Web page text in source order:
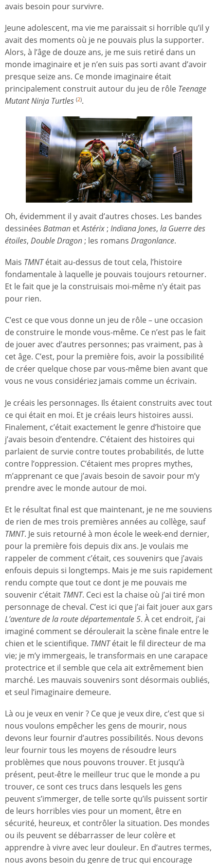
avais besoin pour survivre.
Jeune adolescent, ma vie me paraissait si horrible qu’il y
avait des moments où je ne pouvais plus la supporter.
Alors, à l’âge de douze ans, je me suis retiré dans un
monde imaginaire et je n’en suis pas sorti avant d’avoir
presque seize ans. Ce monde imaginaire était
principalement construit autour du jeu de rôle Teenage
Mutant Ninja Turtles (2).
Oh, évidemment il y avait d’autres choses. Les bandes
dessinées Batman etAstérix ; Indiana Jones, la Guerre des
étoiles, Double Dragon ; les romans Dragonlance.
Mais TMNTétait au-dessus de tout cela, l’histoire
fondamentale à laquelle je pouvais toujours retourner.
Et le fait que je la construisais moi-même n’y était pas
pour rien.
C’est ce que vous donne un jeu de rôle – une occasion
de construire le monde vous-même. Ce n’est pas le fait
de jouer avec d’autres personnes; pas vraiment, pas à
cet âge. C’est, pour la première fois, avoir la possibilité
de créer quelque chose par vous-même bien avant que
vous ne vous considériez jamais comme un écrivain.
Je créais les personnages. Ils étaient construits avec tout
ce qui était en moi. Et je créais leurs histoires aussi.
Finalement, c’était exactement le genre d’histoire que
j’avais besoin d’entendre. C’étaient des histoires qui
parlaient de survie contre toutes probabilités, de lutte
contre l’oppression. C’étaient mes propres mythes,
m’apprenant ce que j’avais besoin de savoir pour m’y
prendre avec le monde autour de moi.
Et le résultat final est que maintenant, je ne me souviens
de rien de mes trois premières années au collège, sauf
TMNT. Je suis retourné à mon école le week-end dernier,
pour la première fois depuis dix ans. Je voulais me
rappeler de comment c’était, ces souvenirs que j’avais
enfouis depuis si longtemps. Mais je me suis rapidement
rendu compte que tout ce dont je me pouvais me
souvenir c’était TMNT. Ceci est la chaise où j’ai tiré mon
personnage de cheval. C’est ici que j’ai fait jouer aux gars
L’aventure de la route départementale 5. À cet endroit, j’ai
imaginé comment se déroulerait la scène finale entre le
chien et le scientifique. TMNTétait le fil directeur de ma
vie; je m’y immergeais, le transformais en une carapace
protectrice et il semble que cela ait extrêmement bien
marché. Les mauvais souvenirs sont désormais oubliés,
et seul l’imaginaire demeure.
Là ou je veux en venir ? Ce que je veux dire, c’est que si
nous voulons empêcher les gens de mourir, nous
devons leur fournir d’autres possibilités. Nous devons
leur fournir tous les moyens de résoudre leurs
problèmes que nous pouvons trouver. Et jusqu’à
présent, peut-être le meilleur truc que le monde a pu
trouver, ce sont ces trucs dans lesquels les gens
peuvent s’immerger, de telle sorte qu’ils puissent sortir
de leurs horribles vies pour un moment, être en
sécurité, heureux, et contrôler la situation. Des mondes
ou ils peuvent se débarrasser de leur colère et
apprendre à vivre avec leur douleur. En d’autres termes,
nous avons besoin du genre de truc qui encourage